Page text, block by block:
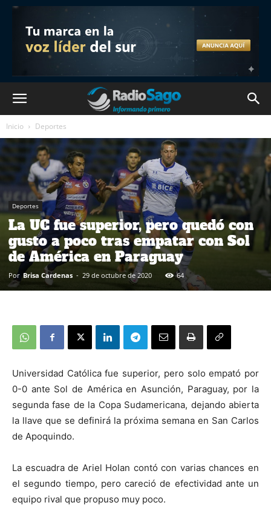
Inicio Deportes
Deportes
La UC fue superior, pero quedó con
gusto a poco tras empatar con Sol
de América en Paraguay
Por Brisa Cardenas - 29 de octubre de 2020 64
Universidad Católica fue superior, pero solo empató por
0-0 ante Sol de América en Asunción, Paraguay, por la
segunda fase de la Copa Sudamericana, dejando abierta
la llave que se definirá la próxima semana en San Carlos
de Apoquindo.
La escuadra de Ariel Holan contó con varias chances en
el segundo tiempo, pero careció de efectividad ante un
equipo rival que propuso muy poco.